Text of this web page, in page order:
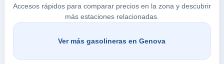
Accesos rápidos para comparar precios en la zona y descubrir
más estaciones relacionadas.
Ver más gasolineras en Genova